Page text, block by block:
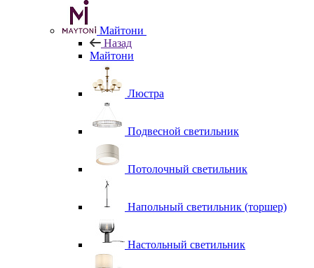
Майтони
Назад
Майтони
Люстра
Подвесной светильник
Потолочный светильник
Напольный светильник (торшер)
Настольный светильник